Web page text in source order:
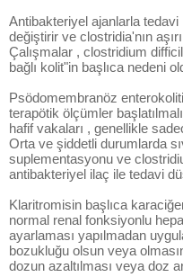
Antibakteriyel ajanlarla tedavi
değiştirir ve clostridia'nın
Çalışmalar , clostridium
bağlı kolit"in başlıca nedeni
Psödomembranöz
terapötik ölçümler
hafif vakaları , genellikle
Orta ve şiddetli durumlarda
suplementasyonu ve
antibakteriyel ilaç ile tedavi
Klaritromisin başlıca
normal renal fonksiyonlu
ayarlaması yapılmadan
bozukluğu olsun veya
dozun azaltılması veya doz